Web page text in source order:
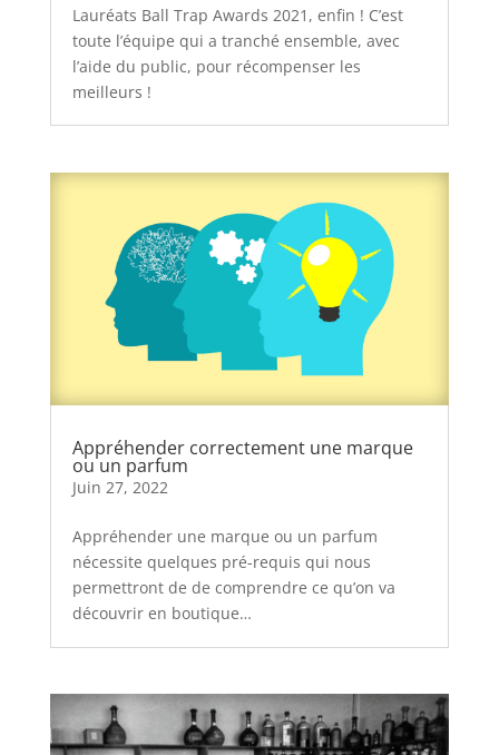
Lauréats Ball Trap Awards 2021, enfin ! C’est
toute l’équipe qui a tranché ensemble, avec
l’aide du public, pour récompenser les
meilleurs !
Appréhender correctement une marque
ou un parfum
Juin 27, 2022
Appréhender une marque ou un parfum
nécessite quelques pré-requis qui nous
permettront de de comprendre ce qu’on va
découvrir en boutique…